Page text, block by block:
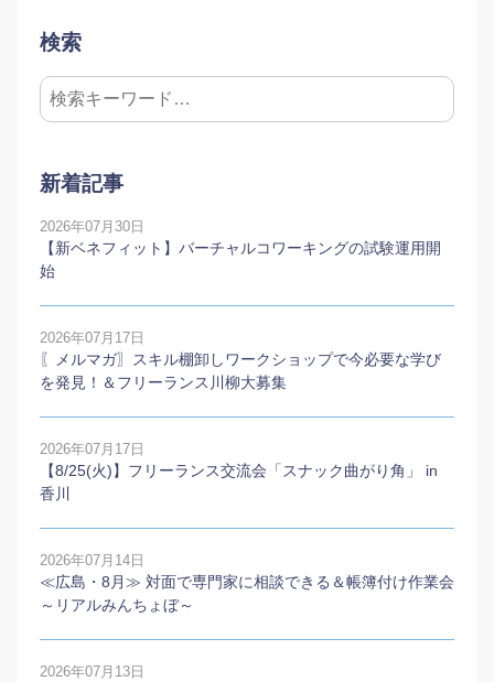
検索
新着記事
2026年07月30日
【新ベネフィット】バーチャルコワーキングの試験運用開
始
2026年07月17日
〖メルマガ〗スキル棚卸しワークショップで今必要な学び
を発見！＆フリーランス川柳大募集
2026年07月17日
【8/25(火)】フリーランス交流会「スナック曲がり角」 in
香川
2026年07月14日
≪広島・8月≫ 対面で専門家に相談できる＆帳簿付け作業会
～リアルみんちょぼ～
2026年07月13日